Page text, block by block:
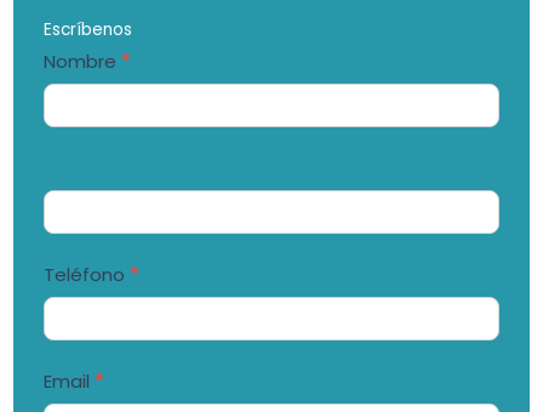
Escríbenos
Formulario
de
Contacto
Nombre *
Teléfono *
Email *